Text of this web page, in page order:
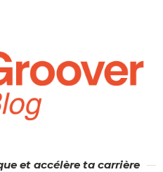
et accélère ta carrière